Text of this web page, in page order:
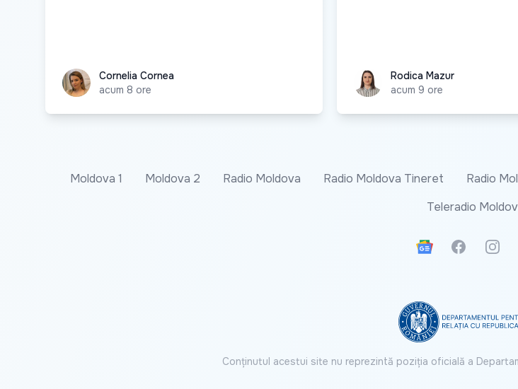
Cornelia Cornea
Cornelia Cornea
acum 8 ore
Rodica MazurRodica Mazur
acum 9 ore
Moldova 1 Moldova 2 Radio Moldova Radio Moldova Tineret Radio
Teleradio
Google News
Facebook
Conținutul acestui site nu reprezintă poziția oficială a